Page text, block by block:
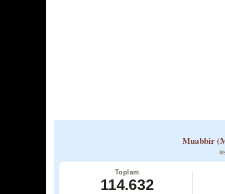
Muabbir
Toplam
114.632